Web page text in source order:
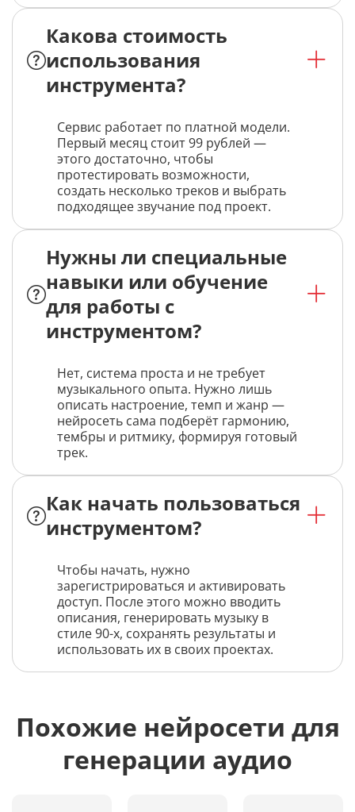
Какова стоимость
использования
инструмента?
Сервис работает по платной модели.
Первый месяц стоит 99 рублей —
этого достаточно, чтобы
протестировать возможности,
создать несколько треков и выбрать
подходящее звучание под проект.
Нужны ли специальные
навыки или обучение
для работы с
инструментом?
Нет, система проста и не требует
музыкального опыта. Нужно лишь
описать настроение, темп и жанр —
нейросеть сама подберёт гармонию,
тембры и ритмику, формируя готовый
трек.
Как начать пользоваться
инструментом?
Чтобы начать, нужно
зарегистрироваться и активировать
доступ. После этого можно вводить
описания, генерировать музыку в
стиле 90-х, сохранять результаты и
использовать их в своих проектах.
Похожие нейросети для
генерации аудио